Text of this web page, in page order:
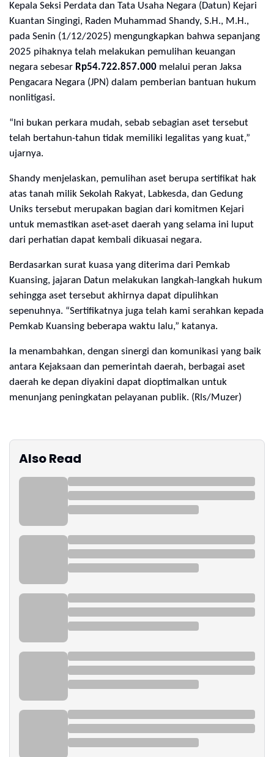
Kepala Seksi Perdata dan Tata Usaha Negara (Datun) Kejari
Kuantan Singingi, Raden Muhammad Shandy, S.H., M.H.,
pada Senin (1/12/2025) mengungkapkan bahwa sepanjang
2025 pihaknya telah melakukan pemulihan keuangan
negara sebesar Rp54.722.857.000 melalui peran Jaksa
Pengacara Negara (JPN) dalam pemberian bantuan hukum
nonlitigasi.
“Ini bukan perkara mudah, sebab sebagian aset tersebut
telah bertahun-tahun tidak memiliki legalitas yang kuat,”
ujarnya.
Shandy menjelaskan, pemulihan aset berupa sertifikat hak
atas tanah milik Sekolah Rakyat, Labkesda, dan Gedung
Uniks tersebut merupakan bagian dari komitmen Kejari
untuk memastikan aset-aset daerah yang selama ini luput
dari perhatian dapat kembali dikuasai negara.
Berdasarkan surat kuasa yang diterima dari Pemkab
Kuansing, jajaran Datun melakukan langkah-langkah hukum
sehingga aset tersebut akhirnya dapat dipulihkan
sepenuhnya. “Sertifikatnya juga telah kami serahkan kepada
Pemkab Kuansing beberapa waktu lalu,” katanya.
Ia menambahkan, dengan sinergi dan komunikasi yang baik
antara Kejaksaan dan pemerintah daerah, berbagai aset
daerah ke depan diyakini dapat dioptimalkan untuk
menunjang peningkatan pelayanan publik. (Rls/Muzer)
Also Read